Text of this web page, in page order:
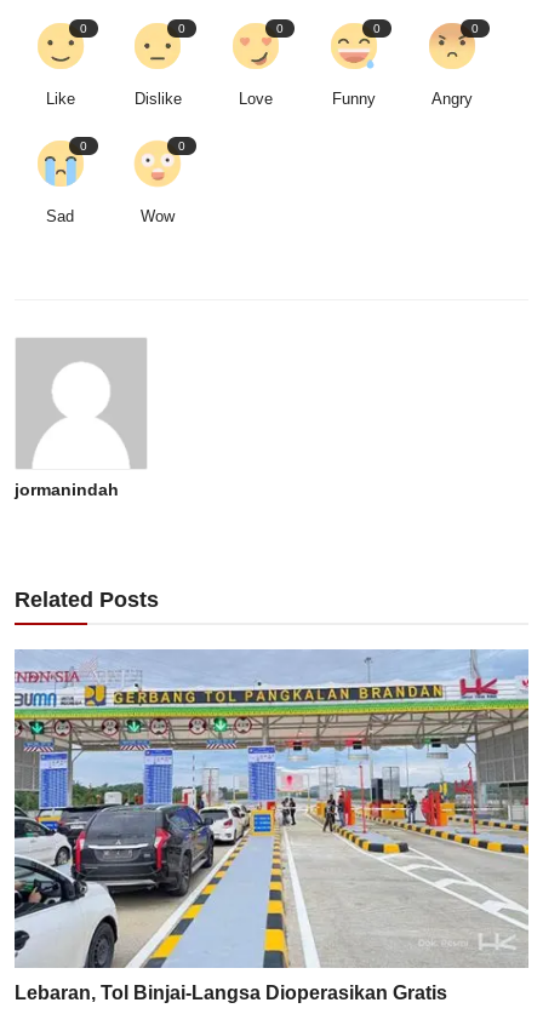
0
Like
0
Dislike
0
Love
0
Funny
0
Angry
0
Sad
0
Wow
jormanindah
Related Posts
Lebaran, Tol Binjai-Langsa Dioperasikan Gratis